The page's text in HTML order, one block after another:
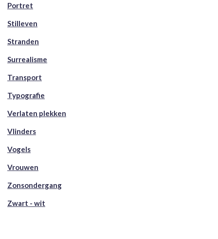
Portret
Stilleven
Stranden
Surrealisme
Transport
Typografie
Verlaten plekken
Vlinders
Vogels
Vrouwen
Zonsondergang
Zwart - wit